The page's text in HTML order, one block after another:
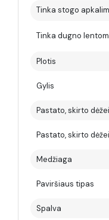
Tinka stogo
Tinka dugno
Plotis
Gylis
Pastato, skirto
Pastato, skirto
Medžiaga
Paviršiaus tipas
Spalva